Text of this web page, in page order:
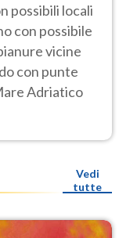
possibili locali
con possibile
vicine
con punte
Adriatico
Vedi
tutte